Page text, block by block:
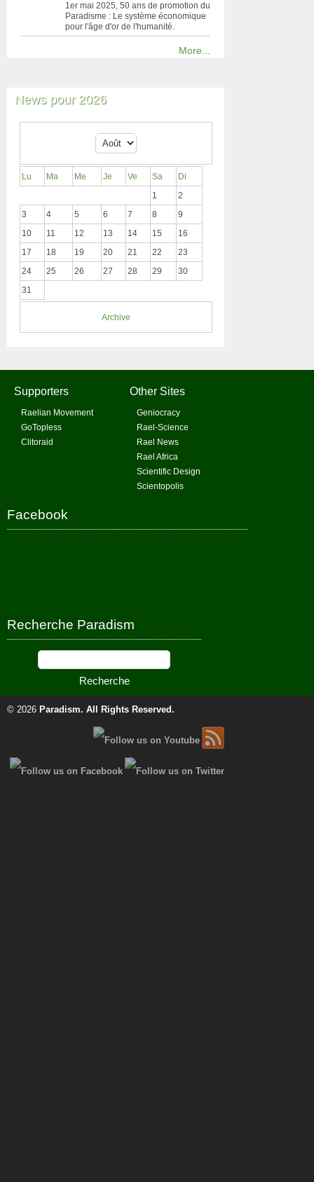
1er mai 2025, 50 ans de promotion du
Paradisme : Le système économique
pour l'âge d'or de l'humanité.
More...
News pour 2026
Lu Ma Me Je Ve Sa
Di
1
2
3
4 5 6 7 8
9
10
11 12 13 14 15
16
17
18 19 20 21 22
23
24
25 26 27 28 29
30
31
Archive
Supporters
Raelian Movement
GoTopless
Clitoraid
Other Sites
Geniocracy
Rael-Science
Rael News
Rael Africa
Scientific Design
Scientopolis
Facebook
Recherche Paradism
© 2026 Paradism. All Rights Reserved.